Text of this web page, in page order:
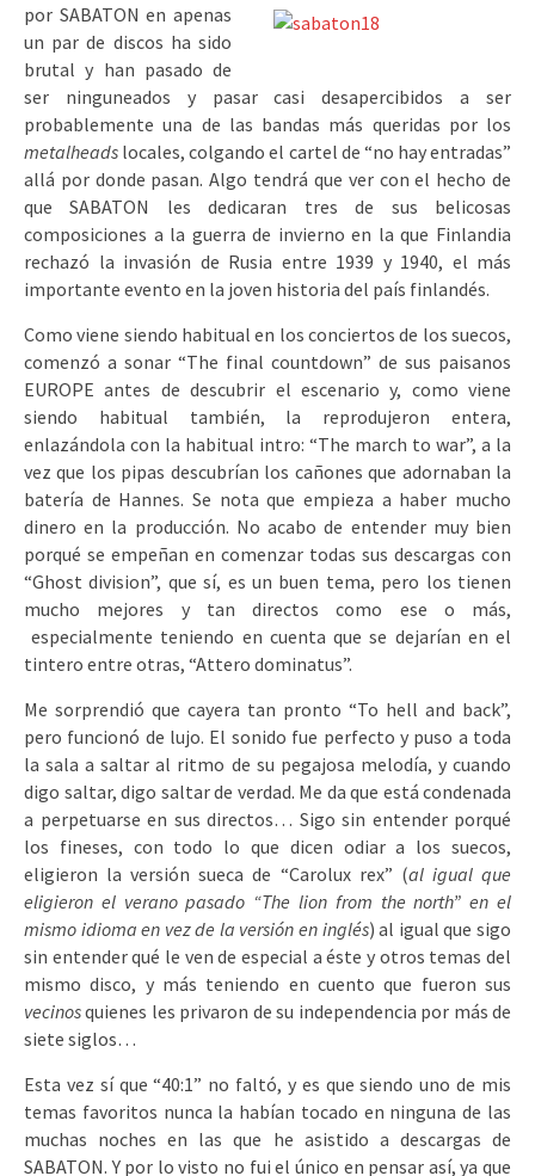
por SABATON en apenas
un par de discos ha sido
brutal y han pasado de
ser ninguneados y pasar casi desapercibidos a ser
probablemente una de las bandas más queridas por los
metalheads locales, colgando el cartel de “no hay entradas”
allá por donde pasan. Algo tendrá que ver con el hecho de
que SABATON les dedicaran tres de sus belicosas
composiciones a la guerra de invierno en la que Finlandia
rechazó la invasión de Rusia entre 1939 y 1940, el más
importante evento en la joven historia del país finlandés.
Como viene siendo habitual en los conciertos de los suecos,
comenzó a sonar “The final countdown” de sus paisanos
EUROPE antes de descubrir el escenario y, como viene
siendo habitual también, la reprodujeron entera,
enlazándola con la habitual intro: “The march to war”, a la
vez que los pipas descubrían los cañones que adornaban la
batería de Hannes. Se nota que empieza a haber mucho
dinero en la producción. No acabo de entender muy bien
porqué se empeñan en comenzar todas sus descargas con
“Ghost division”, que sí, es un buen tema, pero los tienen
mucho mejores y tan directos como ese o más,
especialmente teniendo en cuenta que se dejarían en el
tintero entre otras, “Attero dominatus”.
Me sorprendió que cayera tan pronto “To hell and back”,
pero funcionó de lujo. El sonido fue perfecto y puso a toda
la sala a saltar al ritmo de su pegajosa melodía, y cuando
digo saltar, digo saltar de verdad. Me da que está condenada
a perpetuarse en sus directos… Sigo sin entender porqué
los fineses, con todo lo que dicen odiar a los suecos,
eligieron la versión sueca de “Carolux rex” (al igual que
eligieron el verano pasado “The lion from the north” en el
mismo idioma en vez de la versión en inglés) al igual que sigo
sin entender qué le ven de especial a éste y otros temas del
mismo disco, y más teniendo en cuento que fueron sus
vecinosquienes les privaron de su independencia por más de
siete siglos…
Esta vez sí que “40:1” no faltó, y es que siendo uno de mis
temas favoritos nunca la habían tocado en ninguna de las
muchas noches en las que he asistido a descargas de
SABATON. Y por lo visto no fui el único en pensar así, ya que